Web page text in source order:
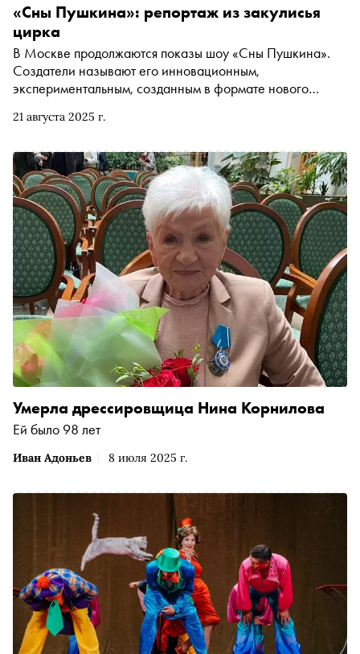
21 августа 2025 г.
«Сны Пушкина»: репортаж из закулисья
цирка
В Москве продолжаются показы шоу «Сны Пушкина».
Создатели называют его инновационным,
экспериментальным, созданным в формате нового
история его жизни. Корреспондент «Сноба» Александр
клоун открывает в себе драматического актёра, как в
цирке всё решает импровизация (и как артисты
превращают её в настоящее представление), и как
Пушкин объединяет поколения зрителей
Иван Адоньев 8 июля 2025 г.
Умерла дрессировщица Нина Корнилова
Ей было 98 лет